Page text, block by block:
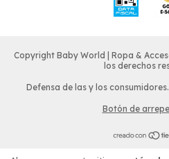
Copyright Baby World | Ropa &
los derechos
Defensa de las y los
Botón de